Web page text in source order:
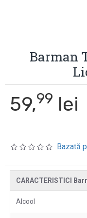
Barman
Bazată
59,99 lei
CARACTERISTICI
Alcool